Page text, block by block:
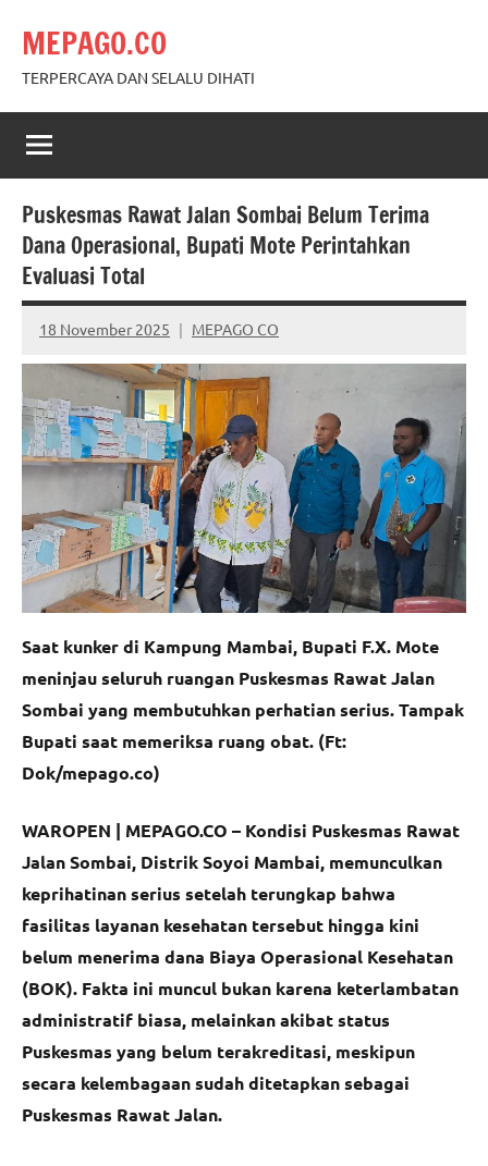
content
MEPAGO.CO
TERPERCAYA DAN SELALU DIHATI
Puskesmas Rawat Jalan Sombai Belum Terima
Dana Operasional, Bupati Mote Perintahkan
Evaluasi Total
18 November 2025 MEPAGO CO
No
comments
Saat kunker di Kampung Mambai, Bupati F.X. Mote
meninjau seluruh ruangan Puskesmas Rawat Jalan
Sombai yang membutuhkan perhatian serius. Tampak
Bupati saat memeriksa ruang obat. (Ft:
Dok/mepago.co)
WAROPEN | MEPAGO.CO – Kondisi Puskesmas Rawat
Jalan Sombai, Distrik Soyoi Mambai, memunculkan
keprihatinan serius setelah terungkap bahwa
fasilitas layanan kesehatan tersebut hingga kini
belum menerima dana Biaya Operasional Kesehatan
(BOK). Fakta ini muncul bukan karena keterlambatan
administratif biasa, melainkan akibat status
Puskesmas yang belum terakreditasi, meskipun
secara kelembagaan sudah ditetapkan sebagai
Puskesmas Rawat Jalan.